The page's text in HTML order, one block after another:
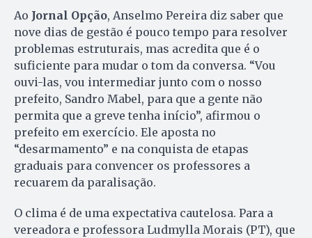
Ao Jornal Opção, Anselmo Pereira diz saber que
nove dias de gestão é pouco tempo para resolver
problemas estruturais, mas acredita que é o
suficiente para mudar o tom da conversa. “Vou
ouvi-las, vou intermediar junto com o nosso
prefeito, Sandro Mabel, para que a gente não
permita que a greve tenha início”, afirmou o
prefeito em exercício. Ele aposta no
“desarmamento” e na conquista de etapas
graduais para convencer os professores a
recuarem da paralisação.
O clima é de uma expectativa cautelosa. Para a
vereadora e professora Ludmylla Morais (PT), que